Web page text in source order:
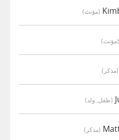
(مؤنث)
(مؤنث)
(مذكر)
(طفل, ولد)
(مذكر)